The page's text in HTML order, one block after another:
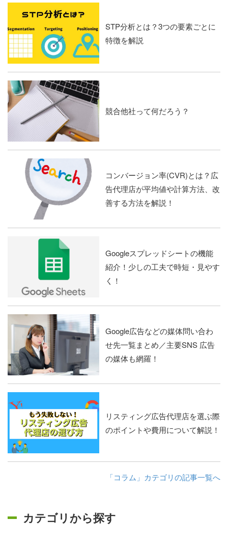
STP分析とは？3つの要素ごとに
特徴を解説
競合他社って何だろう？
コンバージョン率(CVR)とは？広
告代理店が平均値や計算方法、改
善する方法を解説！
Googleスプレッドシートの機能
紹介！少しの工夫で時短・見やす
く！
Google広告などの媒体問い合わ
せ先一覧まとめ／主要SNS 広告
の媒体も網羅！
リスティング広告代理店を選ぶ際
のポイントや費用について解説！
「コラム」カテゴリの記事一覧へ
カテゴリから探す